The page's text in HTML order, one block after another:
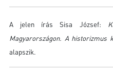
A jelen írás Sisa József:
Magyarországon. A historizmus
alapszik.